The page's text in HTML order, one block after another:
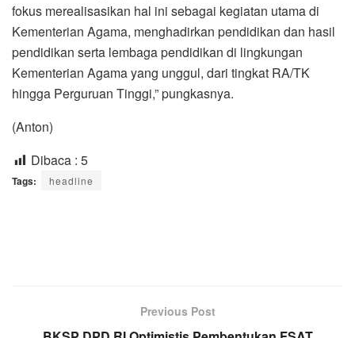
fokus merealisasikan hal ini sebagai kegiatan utama di
Kementerian Agama, menghadirkan pendidikan dan hasil
pendidikan serta lembaga pendidikan di lingkungan
Kementerian Agama yang unggul, dari tingkat RA/TK
hingga Perguruan Tinggi,” pungkasnya.
(Anton)
Dibaca : 5
Tags: headline
Previous Post